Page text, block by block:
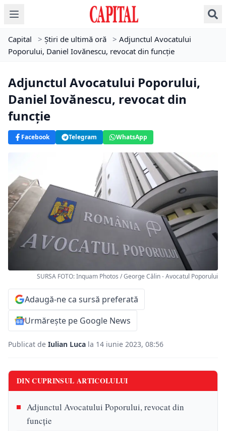
Capital > Știri de ultimă oră > Adjunctul Avocatului
Poporului, Daniel Iovănescu, revocat din funcție
Adjunctul Avocatului Poporului,
Daniel Iovănescu, revocat din
funcție
Facebook Telegram WhatsApp
SURSA FOTO: Inquam Photos / George Călin - Avocatul Poporului
Adaugă-ne ca sursă preferată
Urmărește pe Google News
Publicat de Iulian Luca la 14 iunie 2023, 08:56
DIN CUPRINSUL ARTICOLULUI
Adjunctul Avocatului Poporului, revocat din
funcție